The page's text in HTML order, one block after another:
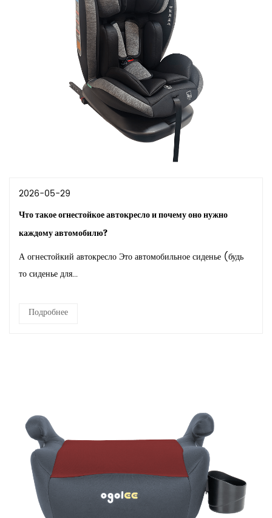
2026-05-29
Что такое огнестойкое автокресло и почему оно нужно
каждому автомобилю?
А огнестойкий автокресло Это автомобильное сиденье (будь
то сиденье для...
Подробнее